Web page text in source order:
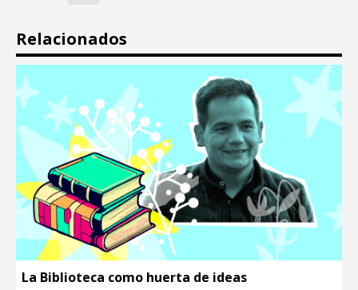
Relacionados
La Biblioteca como huerta de ideas